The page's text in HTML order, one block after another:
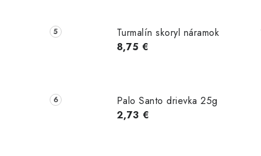
Turmalín skoryl náramok
8,75 €
Palo Santo drievka 25g
2,73 €